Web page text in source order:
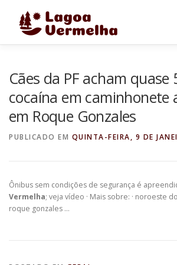
FALE CONOSCO
Cães da PF acham quase
cocaína em caminhonete
em Roque Gonzales
PUBLICADO EM QUINTA-FEIRA, 9 DE
Ônibus sem condições de segurança é
Vermelha; veja vídeo · Mais sobre: · noroeste
roque gonzales …